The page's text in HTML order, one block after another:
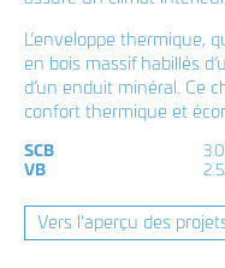
L’enveloppe thermique,
en bois massif habillés
d’un enduit minéral. Ce
confort thermique et
SCB
VB
Vers l'aperçu des